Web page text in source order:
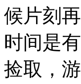
候片刻
时间是
捡取，